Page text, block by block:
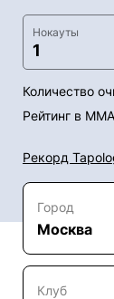
Нокауты
1
Количество
Рейтинг в
Рекорд
Город
Москва
Клуб